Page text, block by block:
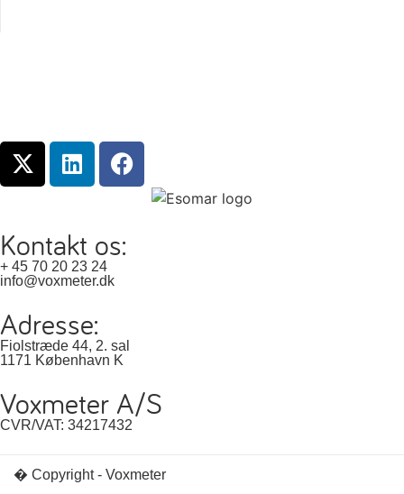
Kontakt os:
+ 45 70 20 23 24
info@voxmeter.dk
Adresse:
Fiolstræde 44, 2. sal
1171 København K
Voxmeter A/S
CVR/VAT: 34217432
� Copyright - Voxmeter